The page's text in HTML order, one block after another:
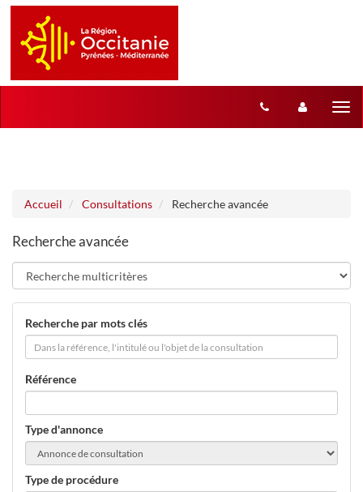
Accueil Consultations Recherche avancée
Recherche avancée
Recherche par mots clés
Référence
Type d'annonce
Type de procédure